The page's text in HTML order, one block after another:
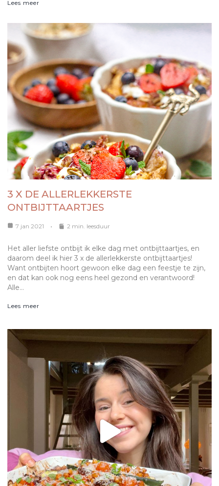
Lees meer
3 X DE ALLERLEKKERSTE
ONTBIJTTAARTJES
7 jan 2021 2 min. leesduur
Het aller liefste ontbijt ik elke dag met ontbijttaartjes, en
daarom deel ik hier 3 x de allerlekkerste ontbijttaartjes!
Want ontbijten hoort gewoon elke dag een feestje te zijn,
en dat kan ook nog eens heel gezond en verantwoord!
Alle…
Lees meer